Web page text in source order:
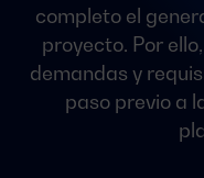
completo el
proyecto. Por
demandas y
paso previo a